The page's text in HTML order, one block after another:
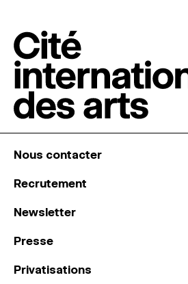
Nous contacter
Recrutement
Newsletter
Presse
Privatisations